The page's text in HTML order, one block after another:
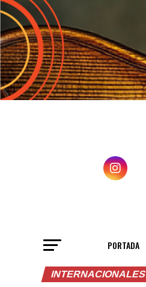
PORTADA
INTERNACIONALES